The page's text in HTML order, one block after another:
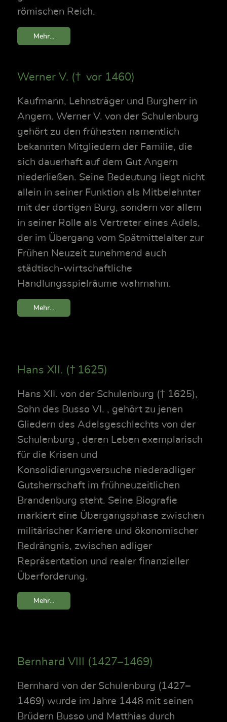
römischen Reich.
Mehr...
Werner V. († vor 1460)
Kaufmann, Lehnsträger und Burgherr in
Angern. Werner V. von der Schulenburg
gehört zu den frühesten namentlich
bekannten Mitgliedern der Familie, die
sich dauerhaft auf dem Gut Angern
niederließen. Seine Bedeutung liegt nicht
allein in seiner Funktion als Mitbelehnter
mit der dortigen Burg, sondern vor allem
in seiner Rolle als Vertreter eines Adels,
der im Übergang vom Spätmittelalter zur
Frühen Neuzeit zunehmend auch
städtisch-wirtschaftliche
Handlungsspielräume wahrnahm.
Mehr...
Hans XII. († 1625)
Hans XII. von der Schulenburg († 1625),
Sohn des Busso VI. , gehört zu jenen
Gliedern des Adelsgeschlechts von der
Schulenburg , deren Leben exemplarisch
für die Krisen und
Konsolidierungsversuche niederadliger
Gutsherrschaft im frühneuzeitlichen
Brandenburg steht. Seine Biografie
markiert eine Übergangsphase zwischen
militärischer Karriere und ökonomischer
Bedrängnis, zwischen adliger
Repräsentation und realer finanzieller
Überforderung.
Mehr...
Bernhard VIII (1427–1469)
Bernhard von der Schulenburg (1427–
1469) wurde im Jahre 1448 mit seinen
Brüdern Busso und Matthias durch